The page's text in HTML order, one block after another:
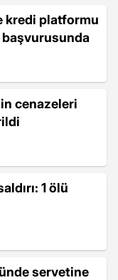
kredi platformu
cenazeleri
1 ölü
servetine